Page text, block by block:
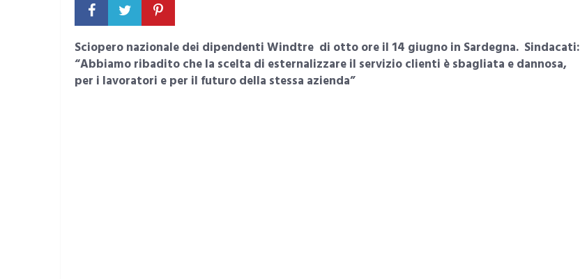
Sciopero nazionale dei dipendenti Windtre di otto ore il 14 giugno in Sardegna. Sindacati:
“Abbiamo ribadito che la scelta di esternalizzare il servizio clienti è sbagliata e dannosa,
per i lavoratori e per il futuro della stessa azienda”